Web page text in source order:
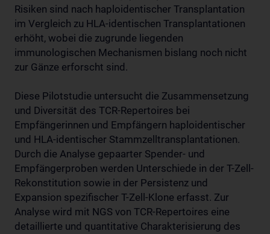
Risiken sind nach haploidentischer Transplantation
im Vergleich zu HLA-identischen Transplantationen
erhöht, wobei die zugrunde liegenden
immunologischen Mechanismen bislang noch nicht
zur Gänze erforscht sind.
Diese Pilotstudie untersucht die Zusammensetzung
und Diversität des TCR-Repertoires bei
Empfängerinnen und Empfängern haploidentischer
und HLA-identischer Stammzelltransplantationen.
Durch die Analyse gepaarter Spender- und
Empfängerproben werden Unterschiede in der T-Zell-
Rekonstitution sowie in der Persistenz und
Expansion spezifischer T-Zell-Klone erfasst. Zur
Analyse wird mit NGS von TCR-Repertoires eine
detaillierte und quantitative Charakterisierung des